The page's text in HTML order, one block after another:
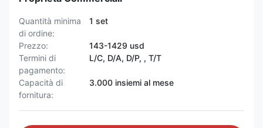
Quantità minima
di ordine:
1 set
Prezzo:
143-1429 usd
Termini di
pagamento:
L/C, D/A, D/P, , T/T
Capacità di
fornitura:
3.000 insiemi al mese